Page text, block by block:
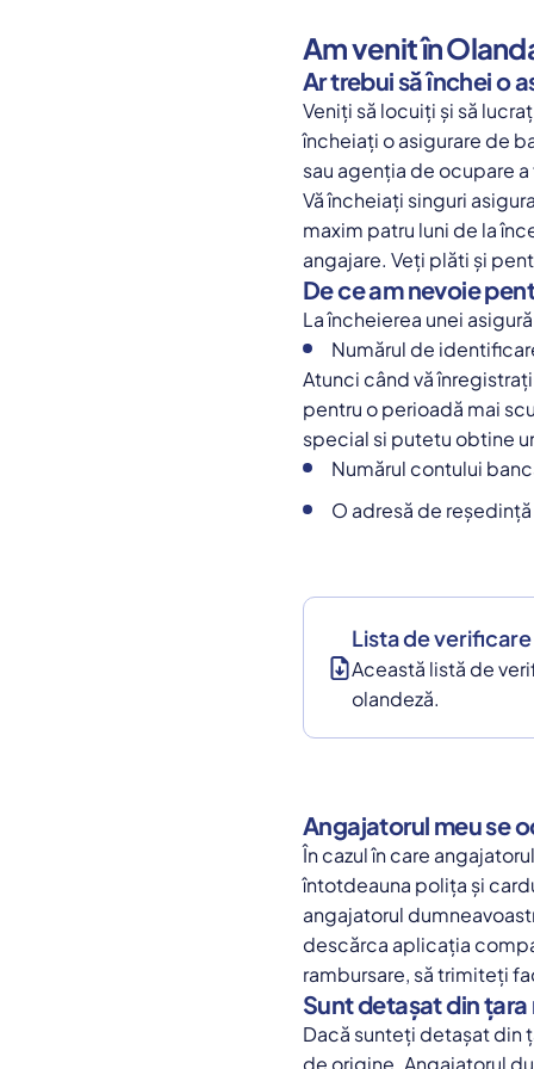
Am venit în
Ar trebui să închei o
Veniți să locuiți și să
încheiați o asigurare de
sau agenția de ocupare
Vă încheiați singuri
maxim patru luni de la
angajare. Veți plăti și
De ce am nevoie
La încheierea unei
Numărul de
Atunci când vă
pentru o perioadă mai
special si putetu obtine
Numărul contului
O adresă de
Lista de verificare
Această listă de
olandeză.
Angajatorul meu se
În cazul în care
întotdeauna polița și
angajatorul
descărca aplicația
rambursare, să trimiteți
Sunt detașat din
Dacă sunteți detașat din